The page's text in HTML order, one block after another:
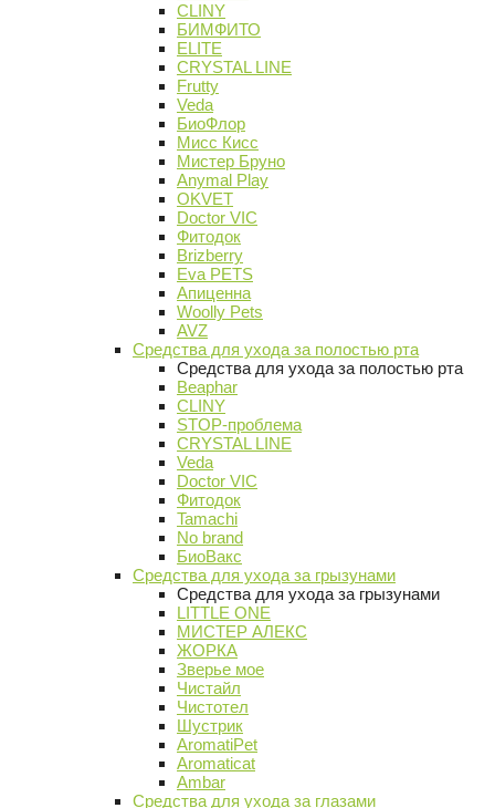
CLINY
БИМФИТО
ELITE
CRYSTAL LINE
Frutty
Veda
БиоФлор
Мисс Кисс
Мистер Бруно
Anymal Play
OKVET
Doctor VIC
Фитодок
Brizberry
Eva PETS
Апиценна
Woolly Pets
AVZ
Средства для ухода за полостью рта
Средства для ухода за полостью рта
Beaphar
CLINY
STOP-проблема
CRYSTAL LINE
Veda
Doctor VIC
Фитодок
Tamachi
No brand
БиоВакс
Средства для ухода за грызунами
Средства для ухода за грызунами
LITTLE ONE
МИСТЕР АЛЕКС
ЖОРКА
Зверье мое
Чистайл
Чистотел
Шустрик
AromatiPet
Aromaticat
Ambar
Средства для ухода за глазами